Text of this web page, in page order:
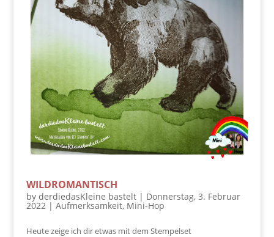
WILDROMANTISCH
by derdiedasKleine bastelt| Donnerstag, 3. Februar
2022 | Aufmerksamkeit, Mini-Hop
Heute zeige ich dir etwas mit dem Stempelset